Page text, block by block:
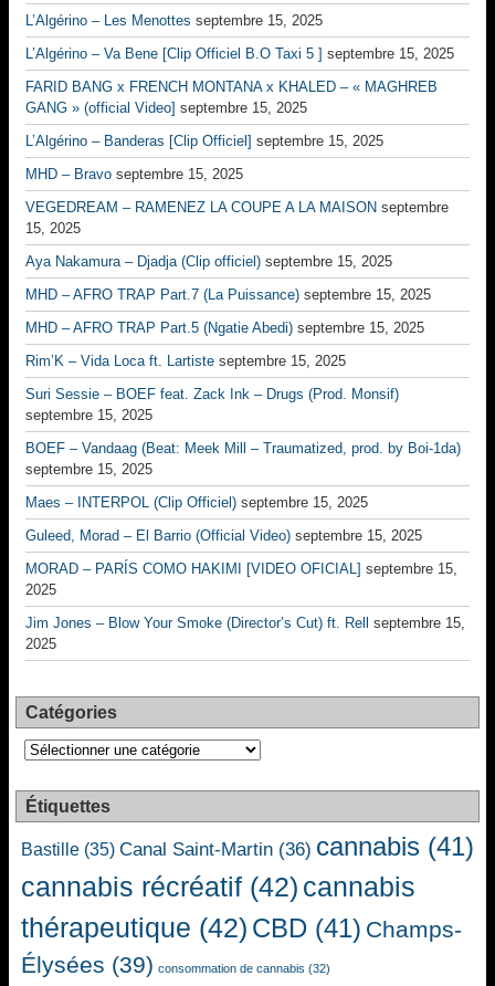
L’Algérino – Les Menottes septembre 15, 2025
L’Algérino – Va Bene [Clip Officiel B.O Taxi 5 ] septembre 15, 2025
FARID BANG x FRENCH MONTANA x KHALED – « MAGHREB
GANG » (official Video] septembre 15, 2025
L’Algérino – Banderas [Clip Officiel] septembre 15, 2025
MHD – Bravo septembre 15, 2025
VEGEDREAM – RAMENEZ LA COUPE A LA MAISON septembre
15, 2025
Aya Nakamura – Djadja (Clip officiel) septembre 15, 2025
MHD – AFRO TRAP Part.7 (La Puissance) septembre 15, 2025
MHD – AFRO TRAP Part.5 (Ngatie Abedi) septembre 15, 2025
Rim’K – Vida Loca ft. Lartiste septembre 15, 2025
Suri Sessie – BOEF feat. Zack Ink – Drugs (Prod. Monsif)
septembre 15, 2025
BOEF – Vandaag (Beat: Meek Mill – Traumatized, prod. by Boi-1da)
septembre 15, 2025
Maes – INTERPOL (Clip Officiel) septembre 15, 2025
Guleed, Morad – El Barrio (Official Video) septembre 15, 2025
MORAD – PARÍS COMO HAKIMI [VIDEO OFICIAL] septembre 15,
2025
Jim Jones – Blow Your Smoke (Director’s Cut) ft. Rell
septembre 15,
2025
Catégories
Catégories
Étiquettes
Bastille (35) Canal Saint-Martin (36) cannabis (41)
cannabis récréatif (42) cannabis
thérapeutique (42) CBD (41) Champs-
Élysées (39) consommation de cannabis (32)